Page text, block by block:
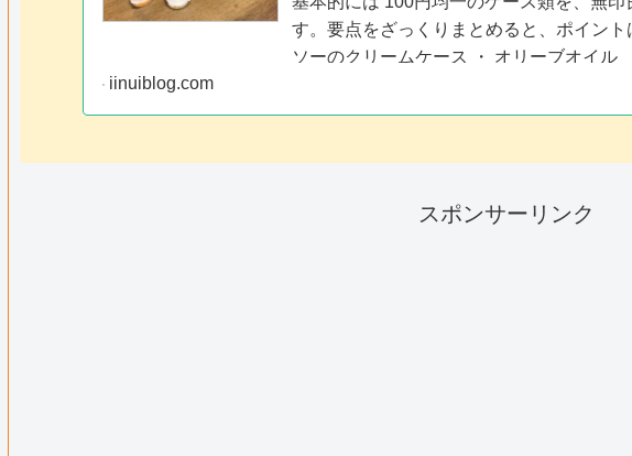
す。要点をざっくりまとめると、ポイン
ソーのクリームケース ・ オリーブオイ
➡ スキットル ※100円均一のアイテムは、
iinuiblog.com
スポンサーリンク